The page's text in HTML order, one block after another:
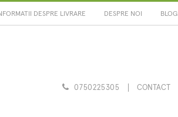
DESPRE LIVRARE DESPRE NOI BLOG
0750225305 CONTACT